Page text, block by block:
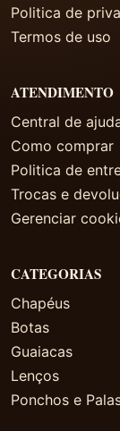
Politica de
Termos de uso
ATENDIMENTO
Central de
Como comprar
Politica de
Trocas e
Gerenciar
CATEGORIAS
Chapéus
Botas
Guaiacas
Lenços
Ponchos e